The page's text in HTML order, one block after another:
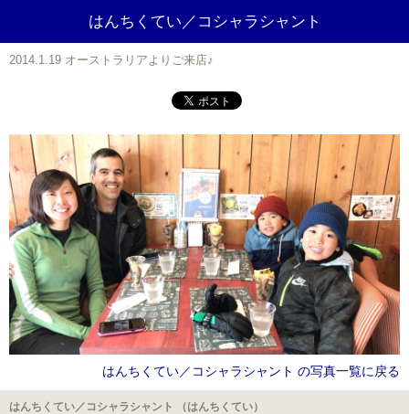
はんちくてい／コシャラシャント
2014.1.19 オーストラリアよりご来店♪
はんちくてい／コシャラシャント の写真一覧に戻る
はんちくてい／コシャラシャント （はんちくてい）